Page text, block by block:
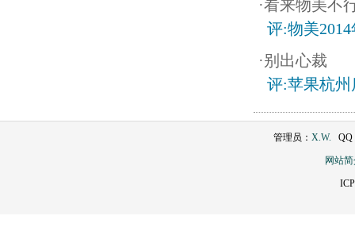
·看来物美不
评:物美
·别出心裁
评:苹果杭
管理员： X.W. QQ
网站